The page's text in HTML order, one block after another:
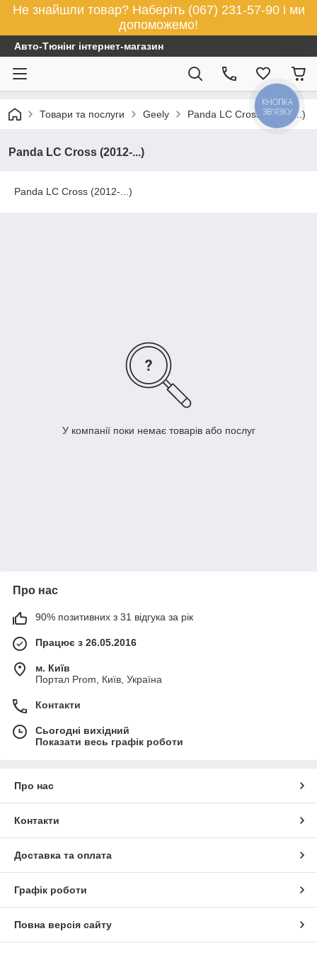
Не знайшли товар? Наберіть (067) 231-57-90 і ми
допоможемо!
Авто-Тюнінг інтернет-магазин
Товари та послуги Geely Panda LC Cross (2012-...)
Panda LC Cross (2012-...)
Panda LC Cross (2012-...)
У компанії поки немає товарів або послуг
Про нас
90% позитивних з 31 відгука за рік
Працює з 26.05.2016
м. Київ
Портал Prom, Київ, Україна
Контакти
Сьогодні вихідний
Показати весь графік роботи
Про нас
Контакти
Доставка та оплата
Графік роботи
Повна версія сайту
КНОПКА
ЗВ'ЯЗКУ